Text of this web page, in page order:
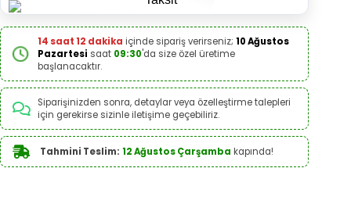
14 saat 12 dakika içinde sipariş verirseniz; 10 Ağustos
Pazartesi saat 09:30'da size özel üretime
başlanacaktır.
Siparişinizden sonra, detaylar veya özelleştirme talepleri
için gerekirse sizinle iletişime geçebiliriz.
Tahmini Teslim: 12 Ağustos Çarşamba kapında!